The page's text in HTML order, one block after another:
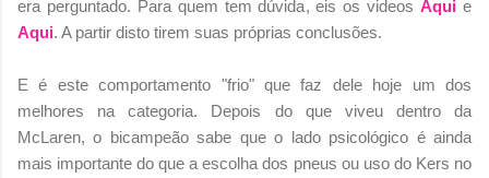
era perguntado. Para quem tem dúvida, eis os videosAqui e
Aqui. A partir disto tirem suas próprias conclusões.
E é este comportamento "frio" que faz dele hoje um dos
melhores na categoria. Depois do que viveu dentro da
McLaren, o bicampeão sabe que o lado psicológico é ainda
mais importante do que a escolha dos pneus ou uso do Kers no